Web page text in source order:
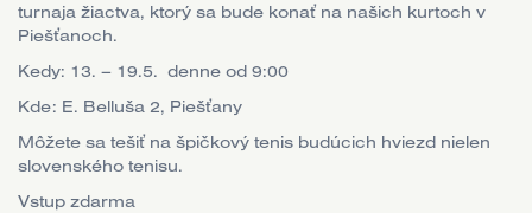
turnaja žiactva, ktorý sa bude konať na našich kurtoch v
Piešťanoch.
Kedy: 13. – 19.5. denne od 9:00
Kde: E. Belluša 2, Piešťany
Môžete sa tešiť na špičkový tenis budúcich hviezd nielen
slovenského tenisu.
Vstup zdarma